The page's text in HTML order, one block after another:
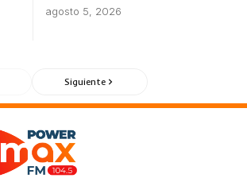
agosto 5, 2026
Siguiente